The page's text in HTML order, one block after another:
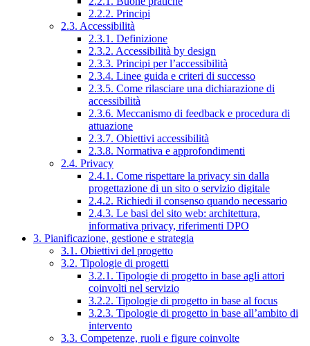
2.2.2. Principi
2.3. Accessibilità
2.3.1. Definizione
2.3.2. Accessibilità by design
2.3.3. Principi per l’accessibilità
2.3.4. Linee guida e criteri di successo
2.3.5. Come rilasciare una dichiarazione di
accessibilità
2.3.6. Meccanismo di feedback e procedura di
attuazione
2.3.7. Obiettivi accessibilità
2.3.8. Normativa e approfondimenti
2.4. Privacy
2.4.1. Come rispettare la privacy sin dalla
progettazione di un sito o servizio digitale
2.4.2. Richiedi il consenso quando necessario
2.4.3. Le basi del sito web: architettura,
informativa privacy, riferimenti DPO
3. Pianificazione, gestione e strategia
3.1. Obiettivi del progetto
3.2. Tipologie di progetti
3.2.1. Tipologie di progetto in base agli attori
coinvolti nel servizio
3.2.2. Tipologie di progetto in base al focus
3.2.3. Tipologie di progetto in base all’ambito di
intervento
3.3. Competenze, ruoli e figure coinvolte